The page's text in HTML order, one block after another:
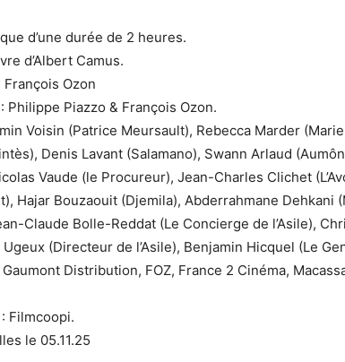
d’une durée de 2 heures.
d’Albert Camus.
François Ozon
Philippe Piazzo & François Ozon.
Voisin (Patrice Meursault), Rebecca Marder
Denis Lavant (Salamano), Swann Arlaud
Vaude (le Procureur), Jean-Charles Clichet
Hajar Bouzaouit (Djemila), Abderrahmane Dehkani
Claude Bolle-Reddat (Le Concierge de l’Asile),
(Directeur de l’Asile), Benjamin Hicquel (Le
Distribution, FOZ, France 2 Cinéma,
Filmcoopi.
le 05.11.25